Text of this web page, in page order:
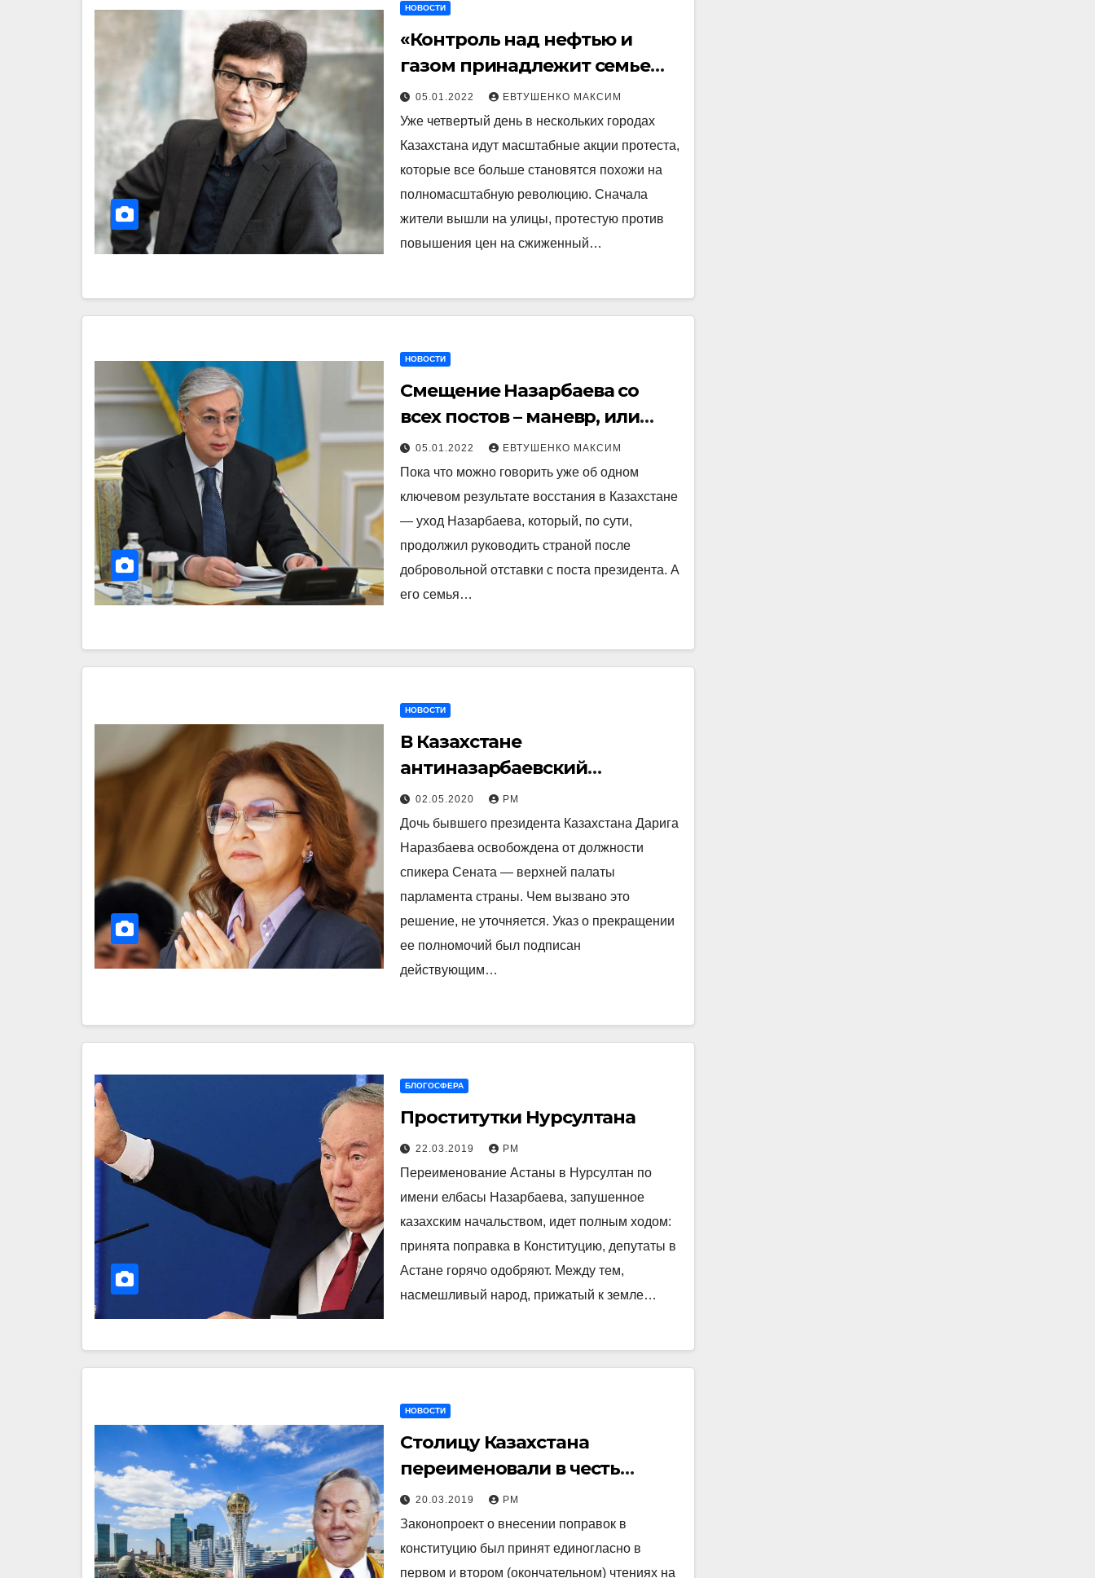
НОВОСТИ
«Контроль над нефтью и
газом принадлежит семье
Назарбаева». Почему
восстали казахи?
05.01.2022 ЕВТУШЕНКО МАКСИМ
Уже четвертый день в нескольких городах
Казахстана идут масштабные акции протеста,
которые все больше становятся похожи на
полномасштабную революцию. Сначала
жители вышли на улицы, протестую против
повышения цен на сжиженный…
НОВОСТИ
Смещение Назарбаева со
всех постов – маневр, или
дворцовый переворот?
05.01.2022 ЕВТУШЕНКО МАКСИМ
Пока что можно говорить уже об одном
ключевом результате восстания в Казахстане
— уход Назарбаева, который, по сути,
продолжил руководить страной после
добровольной отставки с поста президента. А
его семья…
НОВОСТИ
В Казахстане
антиназарбаевский
переворот? Дочь Назарбаева
потеряла пост спикера
Сената
02.05.2020 РМ
Дочь бывшего президента Казахстана Дарига
Наразбаева освобождена от должности
спикера Сената — верхней палаты
парламента страны. Чем вызвано это
решение, не уточняется. Указ о прекращении
ее полномочий был подписан
действующим…
БЛОГОСФЕРА
Проститутки Нурсултана
22.03.2019 РМ
Переименование Астаны в Нурсултан по
имени елбасы Назарбаева, запушенное
казахским начальством, идет полным ходом:
принята поправка в Конституцию, депутаты в
Астане горячо одобряют. Между тем,
насмешливый народ, прижатый к земле…
НОВОСТИ
Столицу Казахстана
переименовали в честь
Елбасы — подробности
20.03.2019 РМ
Законопроект о внесении поправок в
конституцию был принят единогласно в
первом и втором (окончательном) чтениях на